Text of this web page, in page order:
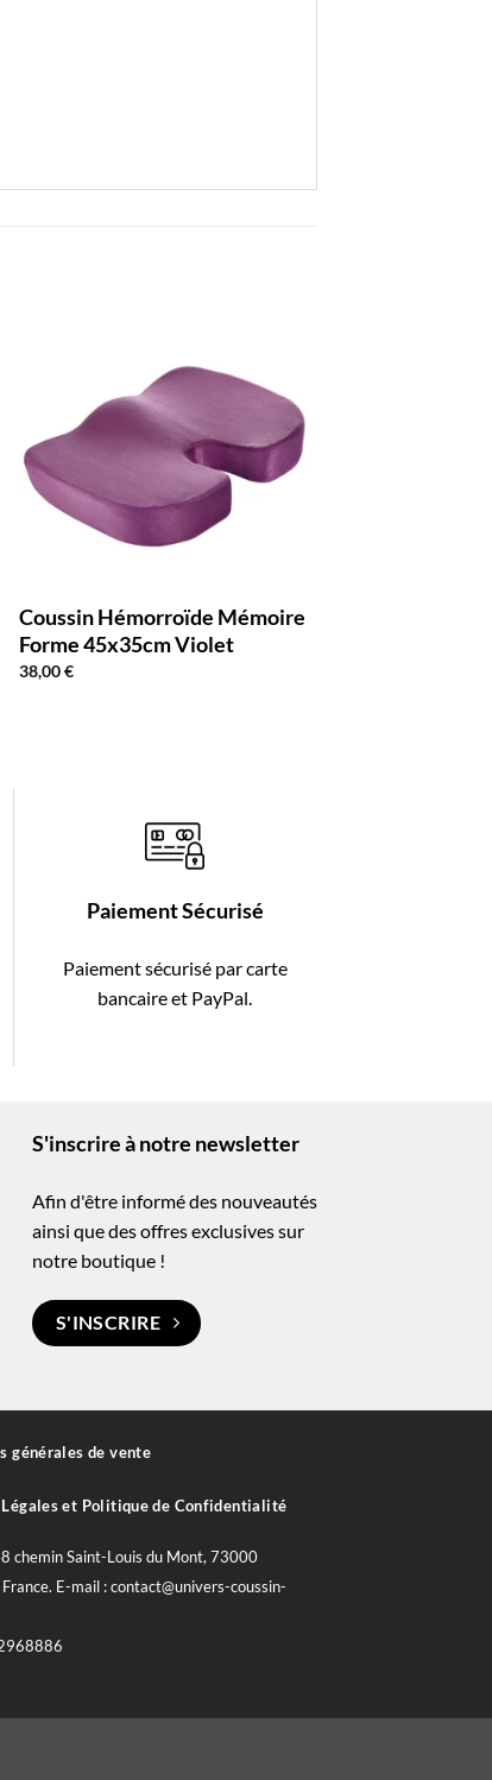
Coussin Hémorroïde Mémoire
Forme 45x35cm Violet
38,00€
Paiement Sécurisé
Paiement sécurisé par carte
bancaire et PayPal.
S'inscrire à notre newsletter
Afin d'être informé des nouveautés
ainsi que des offres exclusives sur
notre boutique !
S'INSCRIRE
générales de vente
et Politique de Confidentialité
chemin Saint-Louis du Mont, 73000
E-mail : contact@univers-coussin-